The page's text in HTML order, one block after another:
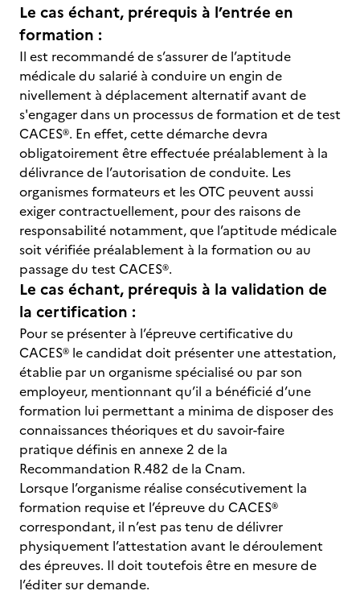
Le cas échant, prérequis à l’entrée en
formation :
Il est recommandé de s’assurer de l’aptitude
médicale du salarié à conduire un engin de
nivellement à déplacement alternatif avant de
s'engager dans un processus de formation et de test
CACES®. En effet, cette démarche devra
obligatoirement être effectuée préalablement à la
délivrance de l’autorisation de conduite. Les
organismes formateurs et les OTC peuvent aussi
exiger contractuellement, pour des raisons de
responsabilité notamment, que l’aptitude médicale
soit vérifiée préalablement à la formation ou au
passage du test CACES®.
Le cas échant, prérequis à la validation de
la certification :
Pour se présenter à l’épreuve certificative du
CACES® le candidat doit présenter une attestation,
établie par un organisme spécialisé ou par son
employeur, mentionnant qu’il a bénéficié d’une
formation lui permettant a minima de disposer des
connaissances théoriques et du savoir-faire
pratique définis en annexe 2 de la
Recommandation R.482 de la Cnam.
Lorsque l’organisme réalise consécutivement la
formation requise et l’épreuve du CACES®
correspondant, il n’est pas tenu de délivrer
physiquement l’attestation avant le déroulement
des épreuves. Il doit toutefois être en mesure de
l’éditer sur demande.